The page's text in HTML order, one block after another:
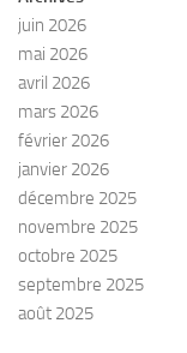
juin 2026
mai 2026
avril 2026
mars 2026
février 2026
janvier 2026
décembre 2025
novembre 2025
octobre 2025
septembre 2025
août 2025